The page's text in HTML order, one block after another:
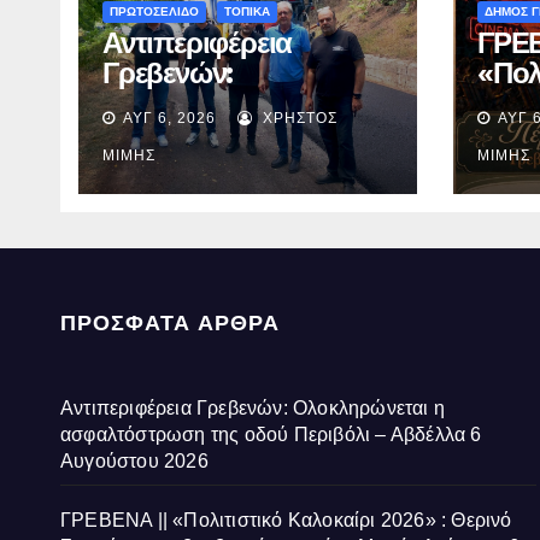
ΠΡΩΤΟΣΕΛΙΔΟ ΤΟΠΙΚΑ
Αντιπεριφέρεια
Γρεβενών:
Ολοκληρώνεται η
ασφαλτόστρωση της
οδού Περιβόλι –
Αβδέλλα
ΑΥΓ 6, 2026 ΧΡΉΣΤΟΣ
ΜΊΜΗΣ
ΔΗΜΟΣ
μεΑΥΓ
ΜΊΜΗΣ
ΠΡΌΣΦΑΤΑ ΆΡΘΡΑ
Αντιπεριφέρεια Γρεβενών: Ολοκληρώνεται η
ασφαλτόστρωση της οδού Περιβόλι – Αβδέλλα 6
Αυγούστου 2026
ΓΡΕΒΕΝΑ || «Πολιτιστικό Καλοκαίρι 2026» : Θερινό